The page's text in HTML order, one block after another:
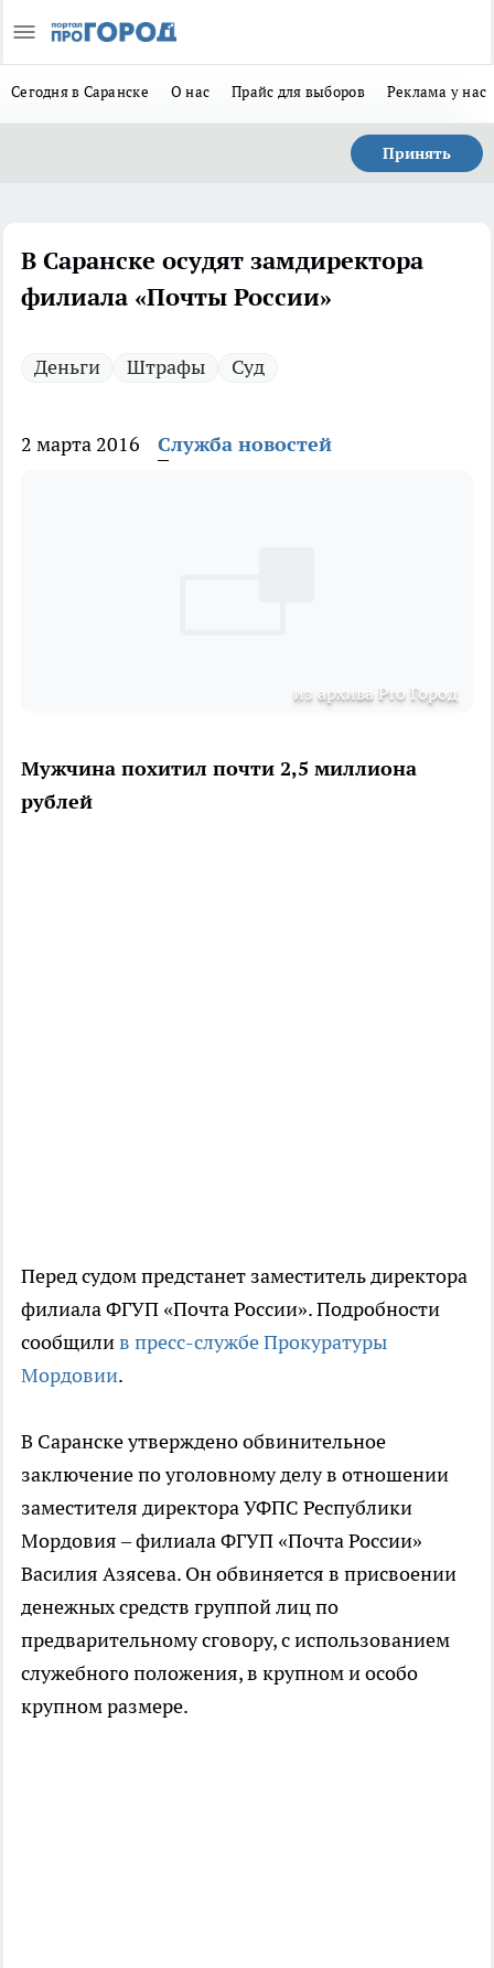
Сегодня в Саранске О нас Прайс для выборов Реклама у нас
Принять
В Саранске осудят замдиректора
филиала «Почты России»
Деньги Штрафы Суд
2 марта 2016 Служба новостей
из архива Pro Город
Мужчина похитил почти 2,5 миллиона
рублей
Перед судом предстанет заместитель директора
филиала ФГУП «Почта России». Подробности
сообщилив пресс-службе Прокуратуры
Мордовии.
В Саранске утверждено обвинительное
заключение по уголовному делу в отношении
заместителя директора УФПС Республики
Мордовия – филиала ФГУП «Почта России»
Василия Азясева. Он обвиняется в присвоении
денежных средств группой лиц по
предварительному сговору, с использованием
служебного положения, в крупном и особо
крупном размере.